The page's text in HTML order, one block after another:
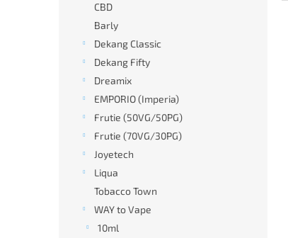
CBD
Barly
Dekang Classic
Dekang Fifty
Dreamix
EMPORIO (Imperia)
Frutie (50VG/50PG)
Frutie (70VG/30PG)
Joyetech
Liqua
Tobacco Town
WAY to Vape
10ml